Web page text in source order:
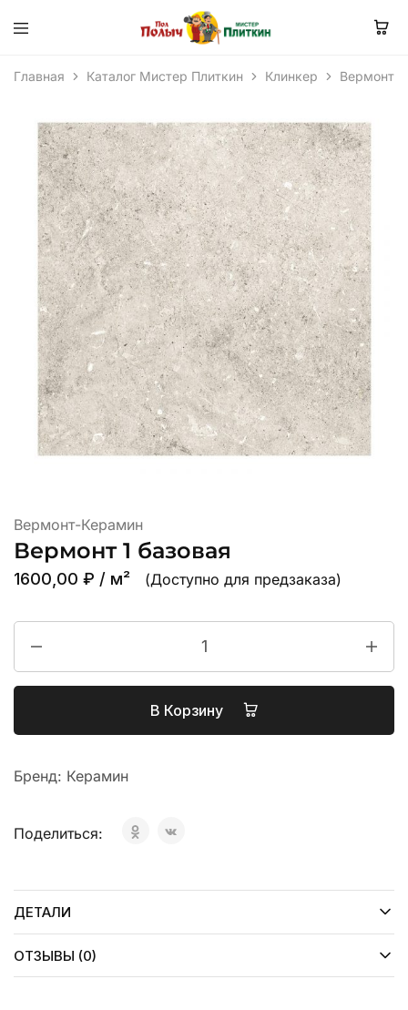
Главная Каталог Мистер Плиткин Клинкер Вермонт 1
Вермонт-Керамин
Вермонт 1 базовая
1600,00 ₽ / м² (Доступно для предзаказа)
В Корзину
Бренд: Керамин
Поделиться:
ДЕТАЛИ
ОТЗЫВЫ (0)